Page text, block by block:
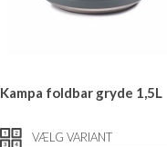
Kampa foldbar gryde 1,5L
VÆLG VARIANT